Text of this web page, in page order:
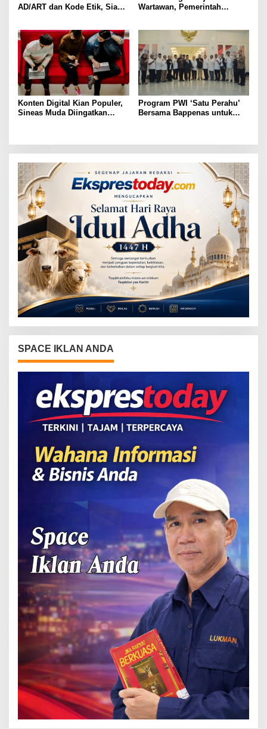
AD/ART dan Kode Etik, Siap
Wartawan, Pemerintah
Konten Digital Kian Populer,
Sineas Muda Diingatkan
Program PWI ‘Satu Perahu’
Bersama Bappenas untuk
SPACE IKLAN ANDA